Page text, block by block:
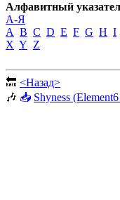
Алфавитный
А-Я
A B C D E F G H I
X Y Z
🔙 <Назад>
🎶 📥 Shyness